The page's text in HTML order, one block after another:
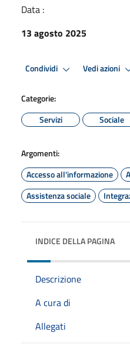
Data :
13 agosto 2025
Condividi Vedi azioni
Categorie:
Servizi
Sociale
Argomenti:
Accesso all'informazione
Assistenza sociale
INDICE DELLA PAGINA
Descrizione
A cura di
Allegati